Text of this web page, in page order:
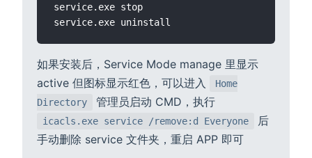
service.exe stop
如果安装后，Service Mode manage 里显示
active 但图标显示红色，可以进入
Home
Directory
管理员启动 CMD，执行
icacls.exe service /remove:d Everyone
后
手动删除 service 文件夹，重启 APP 即可